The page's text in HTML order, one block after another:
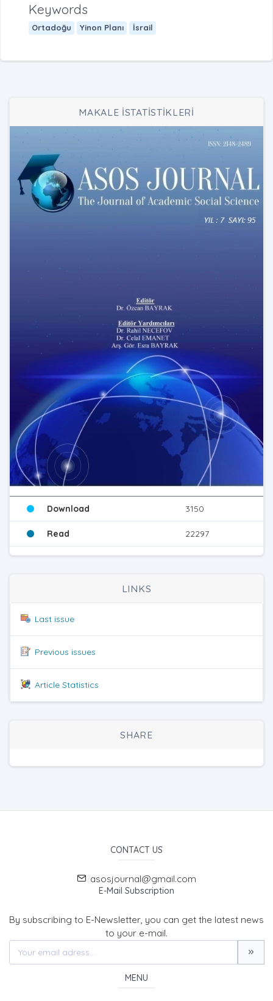
Keywords
Ortadoğu Yinon Planı İsrail
MAKALE İSTATİSTİKLERİ
Download 3150
Read 22297
LINKS
Last issue
Previous issues
Article Statistics
SHARE
CONTACT US
asosjournal@gmail.com
E-Mail Subscription
By subscribing to E-Newsletter, you can get the latest news
to your e-mail.
MENU